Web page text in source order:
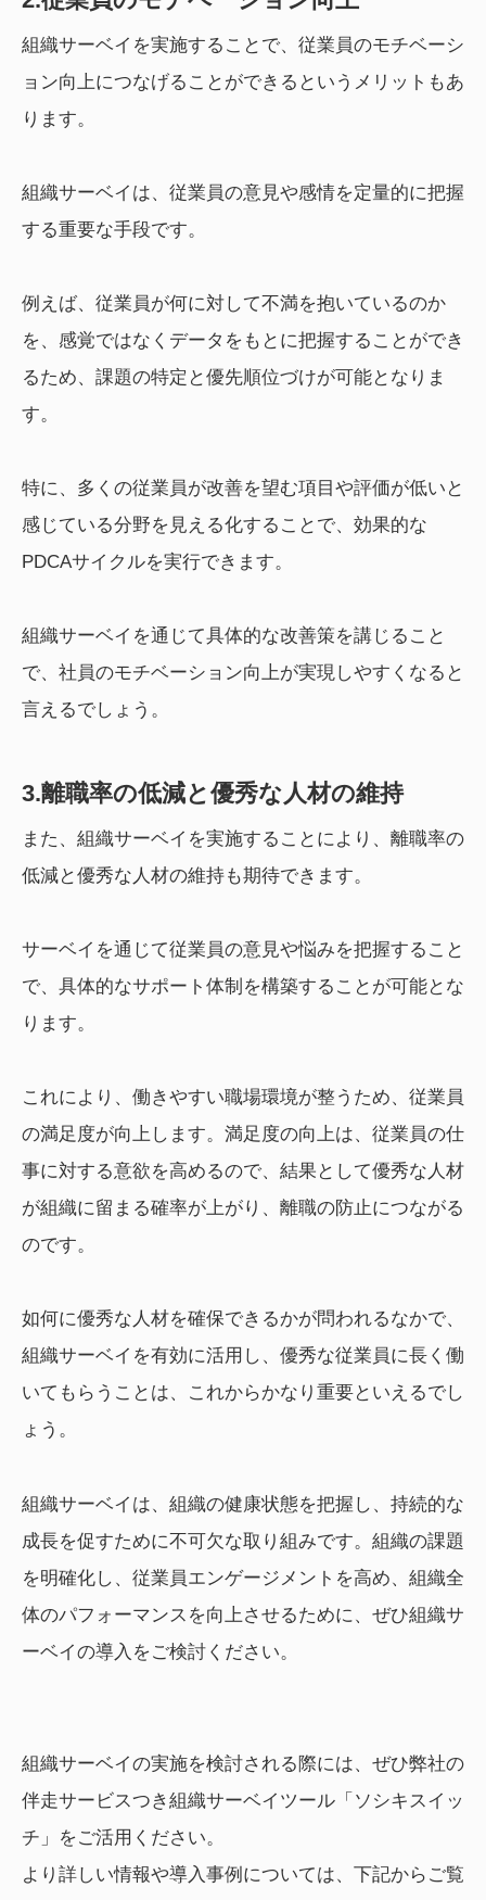
組織サーベイを実施することで、従業員のモチベーシ
ョン向上につなげることができるというメリットもあ
ります。
組織サーベイは、従業員の意見や感情を定量的に把握
する重要な手段です。
例えば、従業員が何に対して不満を抱いているのか
を、感覚ではなくデータをもとに把握することができ
るため、課題の特定と優先順位づけが可能となりま
す。
特に、多くの従業員が改善を望む項目や評価が低いと
感じている分野を見える化することで、効果的な
PDCAサイクルを実行できます。
組織サーベイを通じて具体的な改善策を講じること
で、社員のモチベーション向上が実現しやすくなると
言えるでしょう。
3.離職率の低減と優秀な人材の維持
また、組織サーベイを実施することにより、離職率の
低減と優秀な人材の維持も期待できます。
サーベイを通じて従業員の意見や悩みを把握すること
で、具体的なサポート体制を構築することが可能とな
ります。
これにより、働きやすい職場環境が整うため、従業員
の満足度が向上します。満足度の向上は、従業員の仕
事に対する意欲を高めるので、結果として優秀な人材
が組織に留まる確率が上がり、離職の防止につながる
のです。
如何に優秀な人材を確保できるかが問われるなかで、
組織サーベイを有効に活用し、優秀な従業員に長く働
いてもらうことは、これからかなり重要といえるでし
ょう。
組織サーベイは、組織の健康状態を把握し、持続的な
成長を促すために不可欠な取り組みです。組織の課題
を明確化し、従業員エンゲージメントを高め、組織全
体のパフォーマンスを向上させるために、ぜひ組織サ
ーベイの導入をご検討ください。
組織サーベイの実施を検討される際には、ぜひ弊社の
伴走サービスつき組織サーベイツール「ソシキスイッ
チ」をご活用ください。
より詳しい情報や導入事例については、下記からご覧